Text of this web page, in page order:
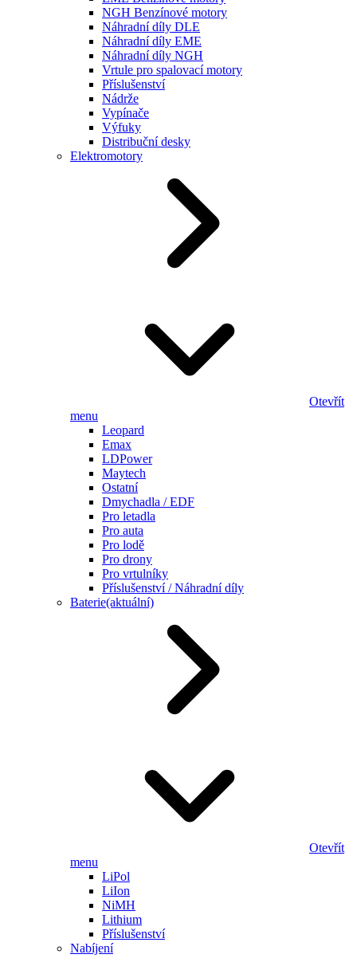
NGH Benzínové motory
Náhradní díly DLE
Náhradní díly EME
Náhradní díly NGH
Vrtule pro spalovací motory
Příslušenství
Nádrže
Vypínače
Výfuky
Distribuční desky
Elektromotory
Otevřít
menu
Leopard
Emax
LDPower
Maytech
Ostatní
Dmychadla / EDF
Pro letadla
Pro auta
Pro lodě
Pro drony
Pro vrtulníky
Příslušenství / Náhradní díly
Baterie(aktuální)
Otevřít
menu
LiPol
LiIon
NiMH
Lithium
Příslušenství
Nabíjení